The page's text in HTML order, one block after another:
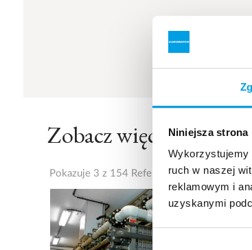
Niniejsza
Wykorzystujemy
ruch w naszej
reklamowym i
uzyskanymi
Zobacz więcej
Pokazuje 3 z 154 Referencje